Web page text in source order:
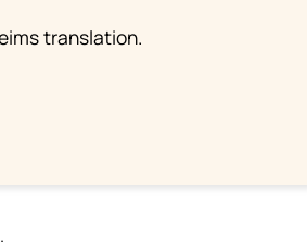
translation.